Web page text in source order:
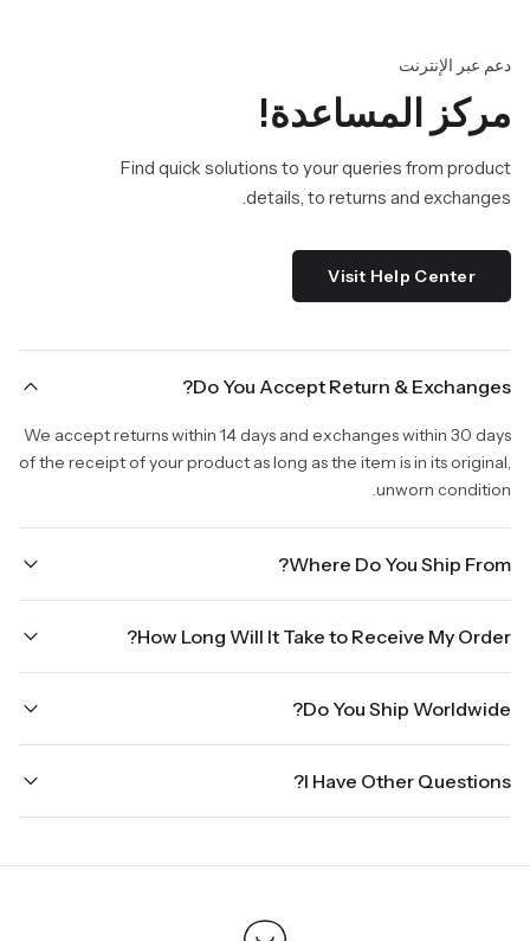
دعم عبر الإنترنت
مركز المساعدة!
Find quick solutions to your queries from product
details, to returns and exchanges.
Visit Help Center
Do You Accept Return & Exchanges?
We accept returns within 14 days and exchanges within 30 days
of the receipt of your product as long as the item is in its original,
unworn condition.
Where Do You Ship From?
How Long Will It Take to Receive My Order?
Orders placed Friday afternoon through Sunday or on holidays
will be shipped on the next business day. Please allow up to
the holidays. Standard shipping takes four to seven business
days, depending on your location. International shipments will
Do You Ship Worldwide?
ground.
I Have Other Questions?